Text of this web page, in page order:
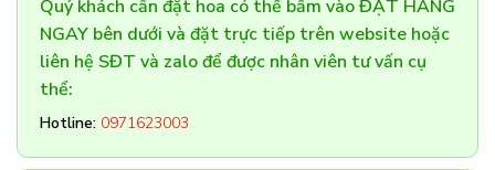
Quý khách cần đặt hoa có thể bấm vào ĐẶT HÀNG
NGAY bên dưới và đặt trực tiếp trên website hoặc
liên hệ SĐT và zalo để được nhân viên tư vấn cụ
thể:
Hotline: 0971623003